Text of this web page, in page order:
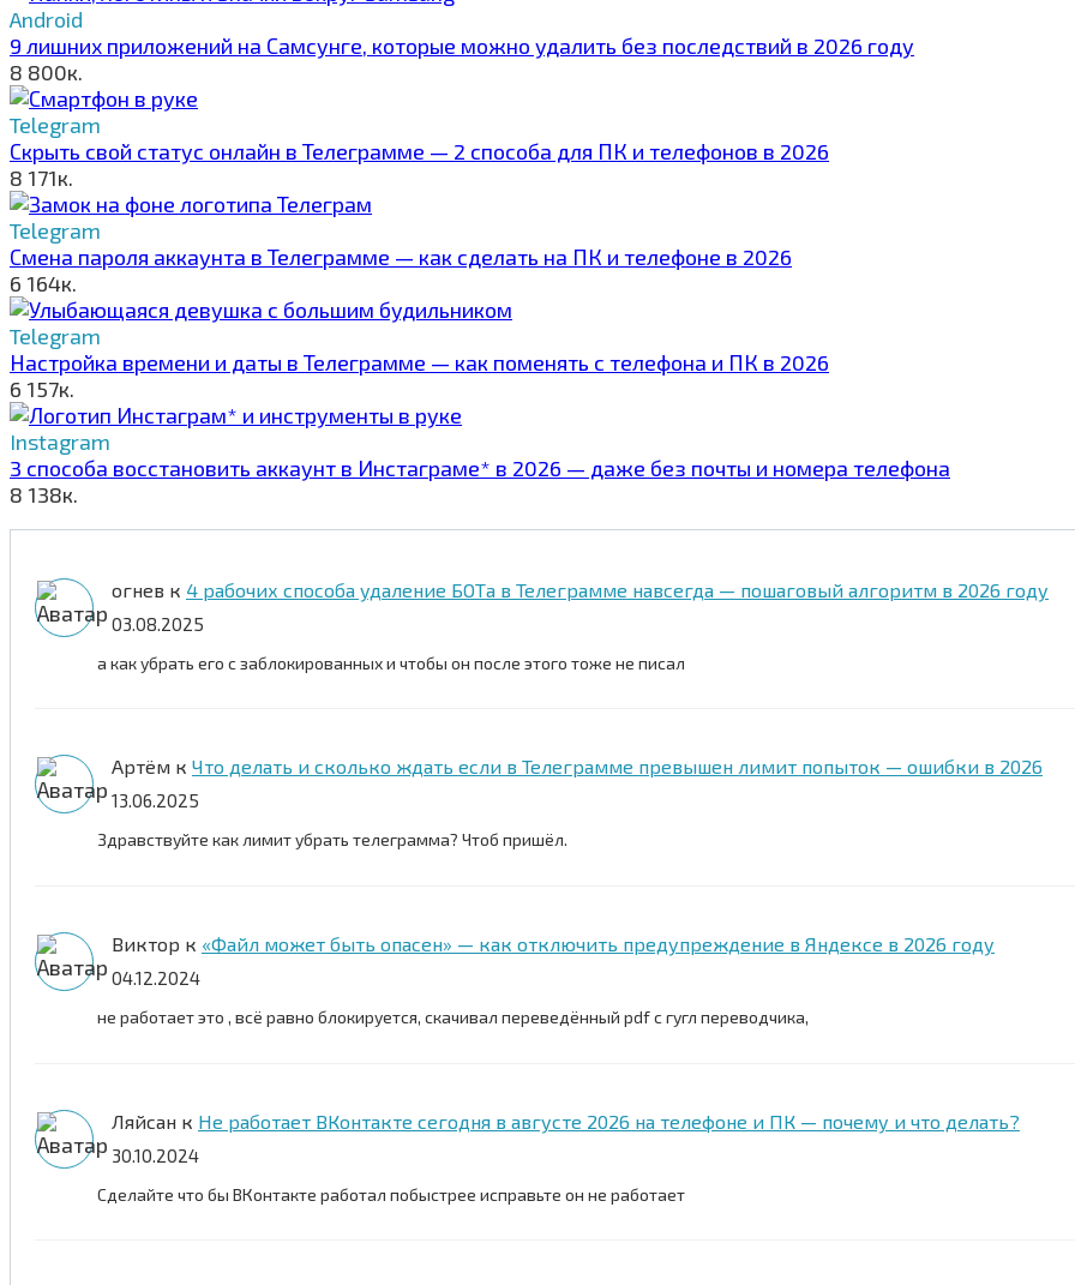
Android
9 лишних приложений на Самсунге, которые можно удалить без последствий в 2026 году
8 800к.
Telegram
Скрыть свой статус онлайн в Телеграмме — 2 способа для ПК и телефонов в 2026
8 171к.
Telegram
Смена пароля аккаунта в Телеграмме — как сделать на ПК и телефоне в 2026
6 164к.
Telegram
Настройка времени и даты в Телеграмме — как поменять с телефона и ПК в 2026
6 157к.
Instagram
3 способа восстановить аккаунт в Инстаграме* в 2026 — даже без почты и номера телефона
8 138к.
огнев к 4 рабочих способа удаление БОТа в Телеграмме навсегда — пошаговый алгоритм в 2026 году
03.08.2025
а как убрать его с заблокированных и чтобы он после этого тоже не писал
Артём к Что делать и сколько ждать если в Телеграмме превышен лимит попыток — ошибки в 2026
13.06.2025
Здравствуйте как лимит убрать телеграмма? Чтоб пришёл.
Виктор к «Файл может быть опасен» — как отключить предупреждение в Яндексе в 2026 году
04.12.2024
не работает это , всё равно блокируется, скачивал переведённый pdf c гугл переводчика,
Ляйсан к Не работает ВКонтакте сегодня в августе 2026 на телефоне и ПК — почему и что делать?
30.10.2024
Сделайте что бы ВКонтакте работал побыстрее исправьте он не работает